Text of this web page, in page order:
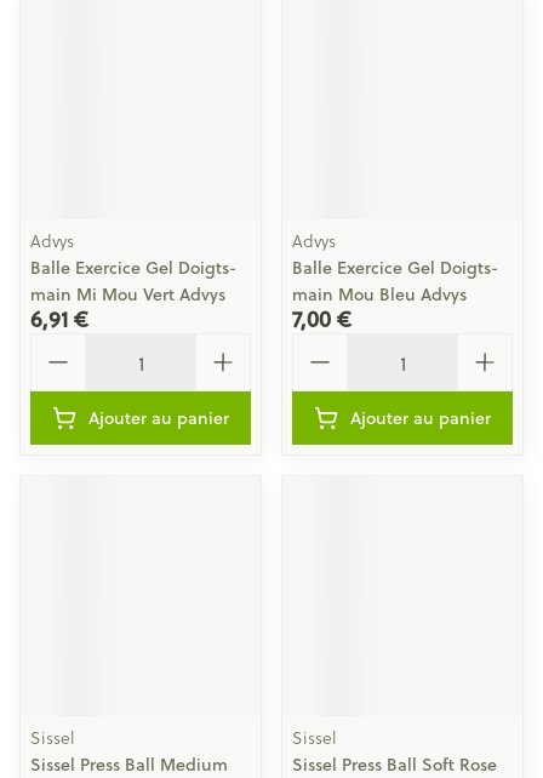
Advys
Balle Exercice Gel Doigts-
main Mi Mou Vert Advys
6,91 €
Ajouter au panier
Advys
Balle Exercice Gel Doigts-
main Mou Bleu Advys
7,00 €
Ajouter au panier
Sissel
Sissel Press Ball Medium
Sissel
Sissel Press Ball Soft Rose